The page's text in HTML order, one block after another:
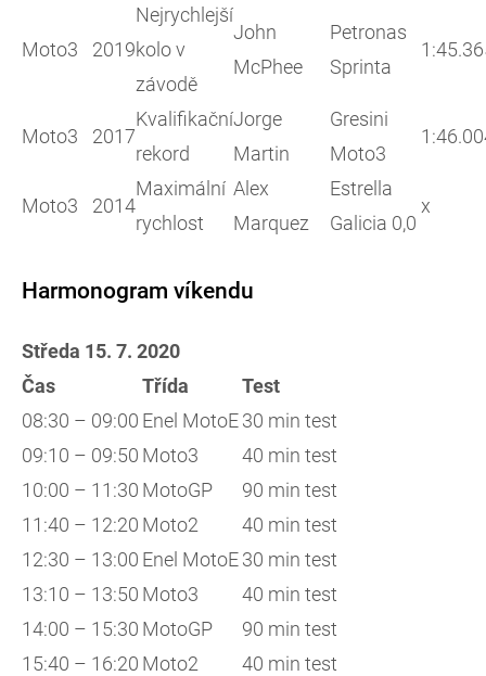
Moto3 2019
Nejrychlejší
kolo v
závodě
John
McPhee
Petronas
Sprinta
Moto3 2017
Kvalifikační
rekord
Jorge
Martin
Gresini
Moto3
Moto3 2014
Maximální
rychlost
Alex
Marquez
Estrella
Galicia 0,0
x
Harmonogram víkendu
Středa 15. 7. 2020
Čas
Třída
Test
08:30 – 09:00 Enel MotoE30 min test
09:10 – 09:50 Moto3
40 min test
10:00 – 11:30 MotoGP
90 min test
11:40 – 12:20 Moto2
40 min test
12:30 – 13:00 Enel MotoE30 min test
13:10 – 13:50 Moto3
40 min test
14:00 – 15:30 MotoGP
90 min test
15:40 – 16:20 Moto2
40 min test